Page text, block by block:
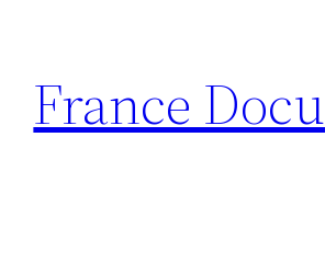
contenu
France Docu